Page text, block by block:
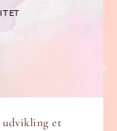
udvikling et